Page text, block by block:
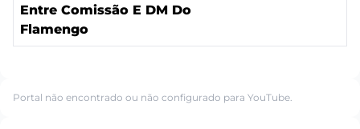
Entre Comissão E DM Do
Flamengo
Portal não encontrado ou não configurado para YouTube.